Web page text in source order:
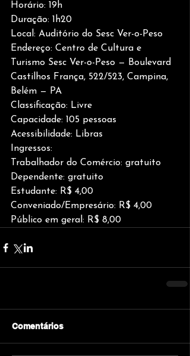
Horário: 19h
Duração: 1h20
Local: Auditório do Sesc Ver-o-Peso
Endereço: Centro de Cultura e
Turismo Sesc Ver-o-Peso — Boulevard
Castilhos França, 522/523, Campina,
Belém — PA
Classificação: Livre
Capacidade: 105 pessoas
Acessibilidade: Libras
Ingressos:
Trabalhador do Comércio: gratuito
Dependente: gratuito
Estudante: R$ 4,00
Conveniado/Empresário: R$ 4,00
Público em geral: R$ 8,00
Comentários